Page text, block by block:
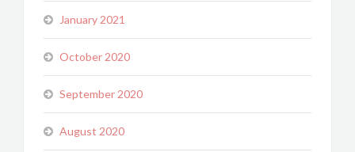
January 2021
October 2020
September 2020
August 2020